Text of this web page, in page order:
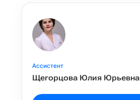
Ассистент
Щегорцова Юлия Юрьевна